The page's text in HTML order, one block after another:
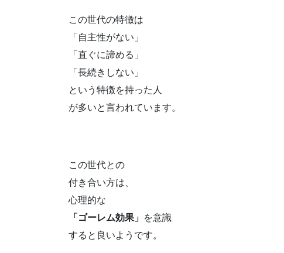
この世代の特徴は
「自主性がない」
「直ぐに諦める」
「長続きしない」
という特徴を持った人
が多いと言われています。
この世代との
付き合い方は、
心理的な
「ゴーレム効果」 を意識
すると良いようです。